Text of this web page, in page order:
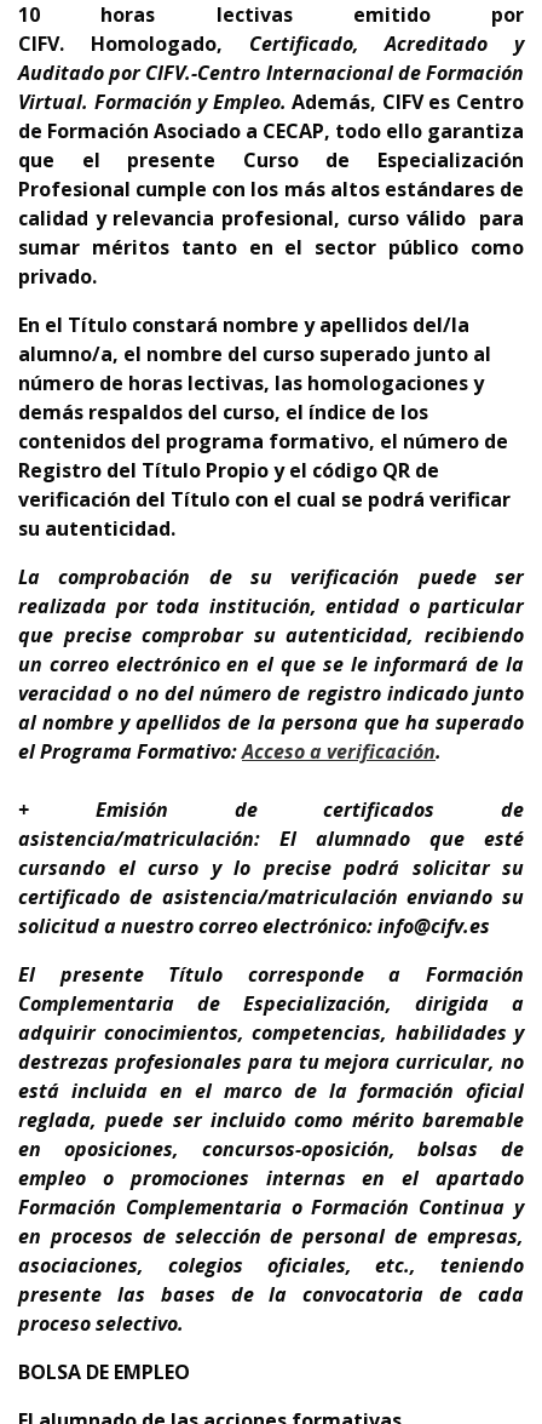
10 horas lectivas emitido por
CIFV. Homologado, Certificado, Acreditado y
Auditado por CIFV.-Centro Internacional de Formación
Virtual. Formación y Empleo.Además, CIFV es Centro
de Formación Asociado a CECAP, todo ello garantiza
que el presente Curso de Especialización
Profesional cumple con los más altos estándares de
calidad y relevancia profesional, curso válido para
sumar méritos tanto en el sector público como
privado.
En el Título constará nombre y apellidos del/la
alumno/a, el nombre del curso superado junto al
número de horas lectivas, las homologaciones y
demás respaldos del curso, el índice de los
contenidos del programa formativo, el número de
Registro del Título Propio y el código QR de
verificación del Título con el cual se podrá verificar
su autenticidad.
La comprobación de su verificación puede ser
realizada por toda institución, entidad o particular
que precise comprobar su autenticidad, recibiendo
un correo electrónico en el que se le informará de la
veracidad o no del número de registro indicado junto
al nombre y apellidos de la persona que ha superado
el Programa Formativo:Acceso a verificación.
+ Emisión de certificados de
asistencia/matriculación: El alumnado que esté
cursando el curso y lo precise podrá solicitar su
certificado de asistencia/matriculación enviando su
solicitud a nuestro correo electrónico: info@cifv.es
El presente Título corresponde a Formación
Complementaria de Especialización, dirigida a
adquirir conocimientos, competencias, habilidades y
destrezas profesionales para tumejora curricular, no
está incluida en el marco de la formación oficial
reglada,puede ser incluido como mérito baremable
en oposiciones, concursos-oposición, bolsas de
empleo o promociones internas en el apartado
Formación Complementaria o Formación Continua y
en procesos de selección de personal de empresas,
asociaciones, colegios oficiales, etc., teniendo
presente las bases de la convocatoria de cada
proceso selectivo.
BOLSA DE EMPLEO